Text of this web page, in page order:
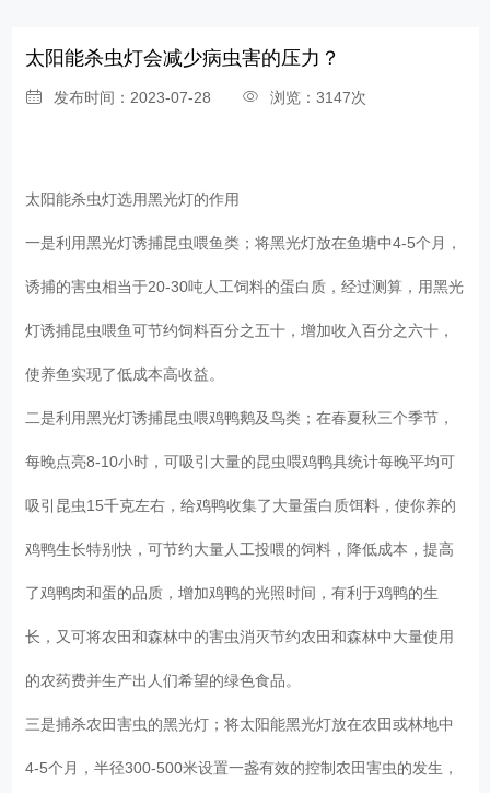
太阳能杀虫灯会减少病虫害的压力？
发布时间：2023-07-28 浏览：3147次
太阳能杀虫灯选用黑光灯的作用
一是利用黑光灯诱捕昆虫喂鱼类；将黑光灯放在鱼塘中4-5个月，
诱捕的害虫相当于20-30吨人工饲料的蛋白质，经过测算，用黑光
灯诱捕昆虫喂鱼可节约饲料百分之五十，增加收入百分之六十，
使养鱼实现了低成本高收益。
二是利用黑光灯诱捕昆虫喂鸡鸭鹅及鸟类；在春夏秋三个季节，
每晚点亮8-10小时，可吸引大量的昆虫喂鸡鸭具统计每晚平均可
吸引昆虫15千克左右，给鸡鸭收集了大量蛋白质饵料，使你养的
鸡鸭生长特别快，可节约大量人工投喂的饲料，降低成本，提高
了鸡鸭肉和蛋的品质，增加鸡鸭的光照时间，有利于鸡鸭的生
长，又可将农田和森林中的害虫消灭节约农田和森林中大量使用
的农药费并生产出人们希望的绿色食品。
三是捕杀农田害虫的黑光灯；将太阳能黑光灯放在农田或林地中
4-5个月，半径300-500米设置一盏有效的控制农田害虫的发生，